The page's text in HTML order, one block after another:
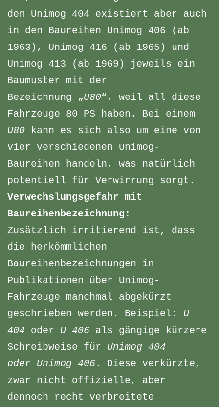
dem Unimog 404 existiert aber auch
in den Baureihen Unimog 406 (ab
1963), Unimog 416 (ab 1965) und
Unimog 413 (ab 1969) jeweils ein
Baumuster mit der
Bezeichnung „U80“, weil all diese
Fahrzeuge 80 PS haben. Bei einem
U80 kann es sich also um eine von
vier verschiedenen Unimog-
Baureihen handeln, was natürlich
potentiell für Verwirrung sorgt.
Verwechslungsgefahr mit
Baureihenbezeichnung:
Zusätzlich irritierend ist, dass
die herkömmlichen
Baureihenbezeichnungen in
Publikationen über Unimog-
Fahrzeuge manchmal abgekürzt
geschrieben werden. Beispiel: U
404 oder U 406 als gängige kürzere
Schreibweise für Unimog 404
oder Unimog 406. Diese verkürzte,
zwar nicht offizielle, aber
dennoch recht verbreitete